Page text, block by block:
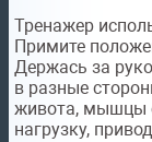
Тренажер
Примите
Держась за
в разные
живота, мышцы
нагрузку,